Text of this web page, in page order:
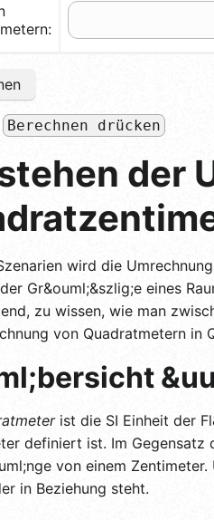
Berechnen drücken
der
wird die
Gr&ouml;&szlig;e eines
zu wissen, wie man
von Quadratmetern in
ist die SI Einheit der
definiert ist. Im Gegensatz
von einem
in Beziehung steht.